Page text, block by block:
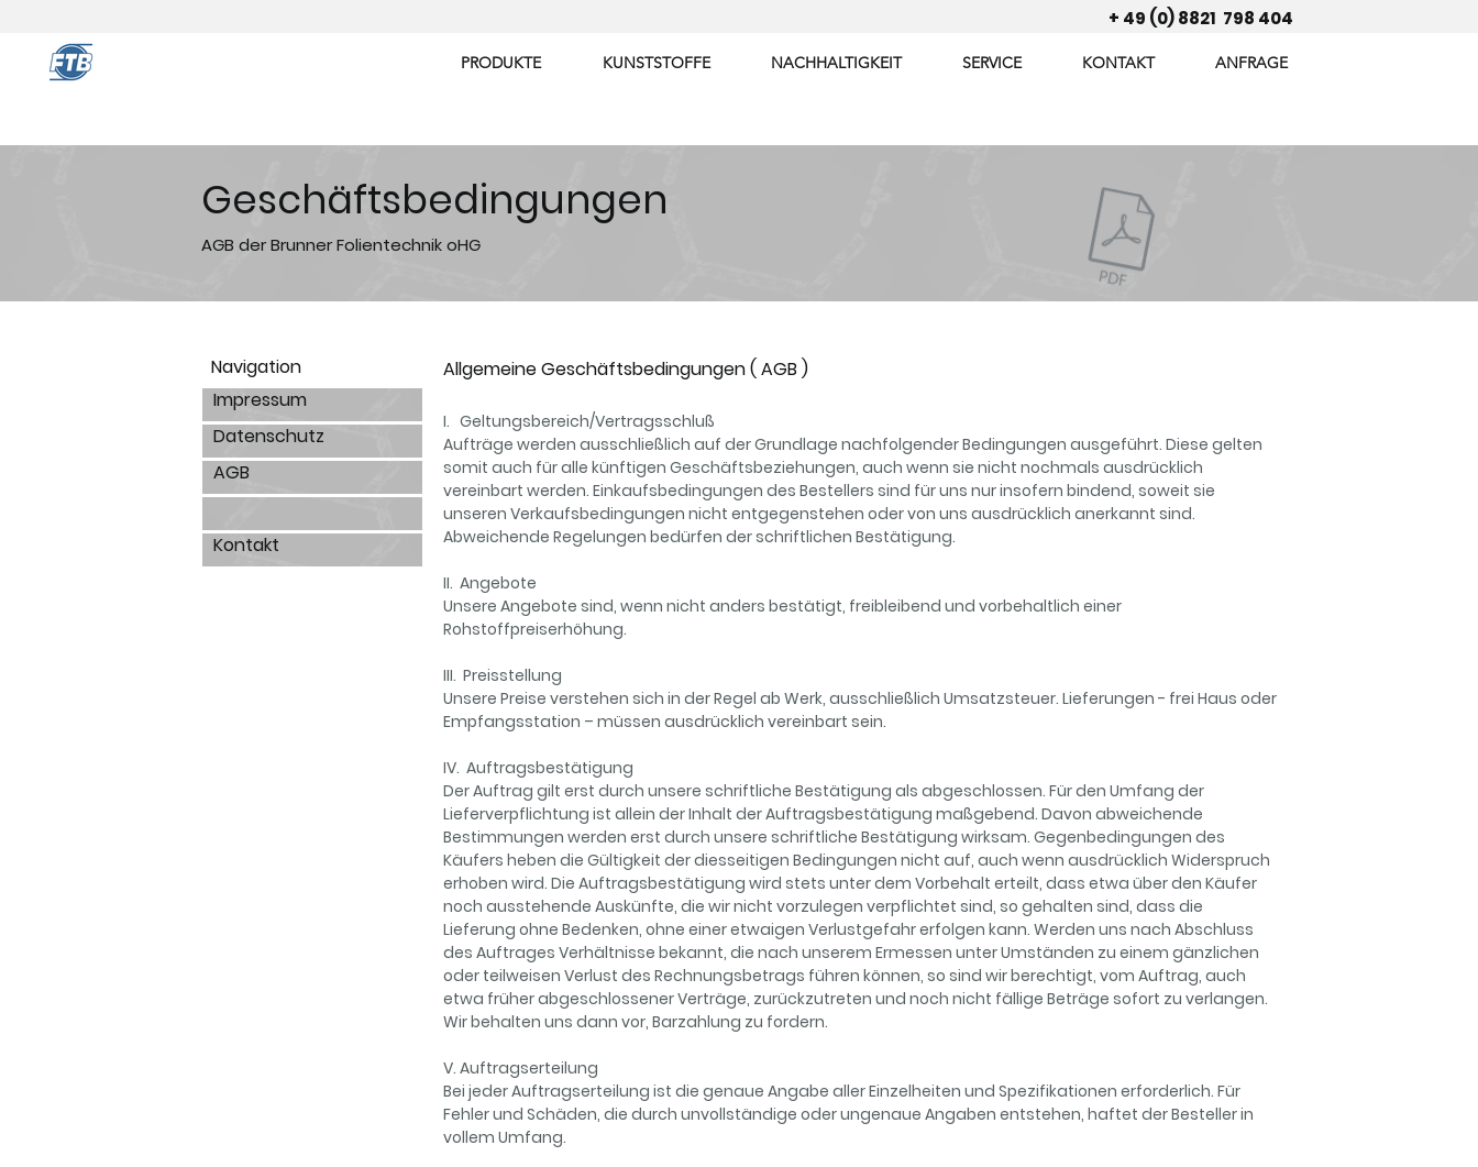
+ 49 (0) 8821 798 404
PRODUKTE KUNSTSTOFFE NACHHALTIGKEIT SERVICE KONTAKT ANFRAGE
Geschäftsbedingungen
AGB der Brunner Folientechnik oHG
Navigation
Impressum
Datenschutz
AGB
Kontakt
Allgemeine Geschäftsbedingungen ( AGB )
I. Geltungsbereich/Vertragsschluß
Aufträge werden ausschließlich auf der Grundlage nachfolgender Bedingungen ausgeführt. Diese gelten
somit auch für alle künftigen Geschäftsbeziehungen, auch wenn sie nicht nochmals ausdrücklich
vereinbart werden. Einkaufsbedingungen des Bestellers sind für uns nur insofern bindend, soweit sie
unseren Verkaufsbedingungen nicht entgegenstehen oder von uns ausdrücklich anerkannt sind.
Abweichende Regelungen bedürfen der schriftlichen Bestätigung.
II. Angebote
Unsere Angebote sind, wenn nicht anders bestätigt, freibleibend und vorbehaltlich einer
Rohstoffpreiserhöhung.
III. Preisstellung
Unsere Preise verstehen sich in der Regel ab Werk, ausschließlich Umsatzsteuer. Lieferungen - frei Haus oder
Empfangsstation – müssen ausdrücklich vereinbart sein.
IV. Auftragsbestätigung
Der Auftrag gilt erst durch unsere schriftliche Bestätigung als abgeschlossen. Für den Umfang der
Lieferverpflichtung ist allein der Inhalt der Auftragsbestätigung maßgebend. Davon abweichende
Bestimmungen werden erst durch unsere schriftliche Bestätigung wirksam. Gegenbedingungen des
Käufers heben die Gültigkeit der diesseitigen Bedingungen nicht auf, auch wenn ausdrücklich Widerspruch
erhoben wird. Die Auftragsbestätigung wird stets unter dem Vorbehalt erteilt, dass etwa über den Käufer
noch ausstehende Auskünfte, die wir nicht vorzulegen verpflichtet sind, so gehalten sind, dass die
Lieferung ohne Bedenken, ohne einer etwaigen Verlustgefahr erfolgen kann. Werden uns nach Abschluss
des Auftrages Verhältnisse bekannt, die nach unserem Ermessen unter Umständen zu einem gänzlichen
oder teilweisen Verlust des Rechnungsbetrags führen können, so sind wir berechtigt, vom Auftrag, auch
etwa früher abgeschlossener Verträge, zurückzutreten und noch nicht fällige Beträge sofort zu verlangen.
Wir behalten uns dann vor, Barzahlung zu fordern.
V. Auftragserteilung
Bei jeder Auftragserteilung ist die genaue Angabe aller Einzelheiten und Spezifikationen erforderlich. Für
Fehler und Schäden, die durch unvollständige oder ungenaue Angaben entstehen, haftet der Besteller in
vollem Umfang.